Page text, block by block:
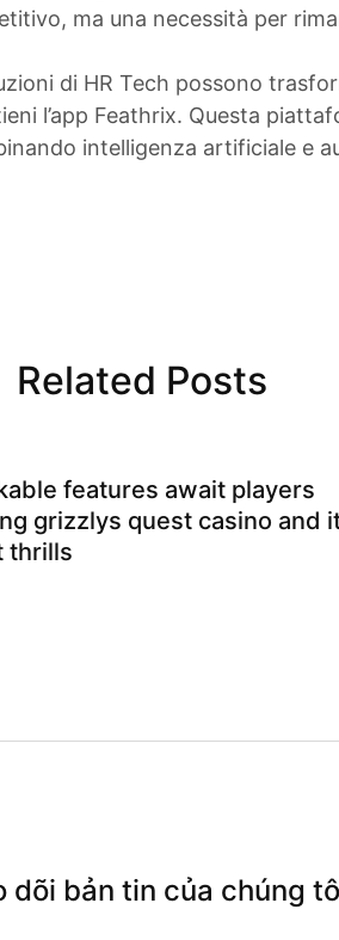
ma una necessità per
di HR Tech possono
l’app Feathrix. Questa
intelligenza artificiale e
Related Posts
features await players
grizzlys quest casino and
thrills
dõi bản tin của chúng